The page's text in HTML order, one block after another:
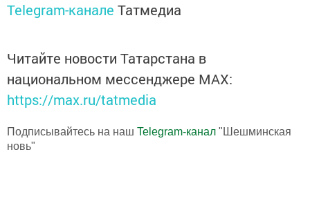
Telegram-канале Татмедиа
Читайте новости Татарстана в
национальном мессенджере MАХ:
https://max.ru/tatmedia
Подписывайтесь на наш Telegram-канал "Шешминская
новь"